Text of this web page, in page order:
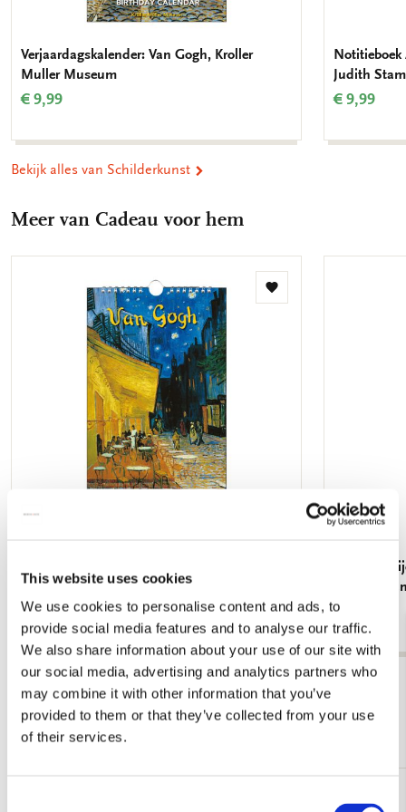
This website uses cookies
We use cookies to personalise content and ads, to
provide social media features and to analyse our traffic.
We also share information about your use of our site with
our social media, advertising and analytics partners who
may combine it with other information that you’ve
provided to them or that they’ve collected from your use
of their services.
Verjaardagskalender: Van Gogh, Kroller
Muller Museum
€ 9,99
Judith Stam
€ 9,99
Bekijk alles van Schilderkunst
Meer van Cadeau voor hem
Toevoegen
Muller Museum
€ 9,99
Poster:
Harmen
€ 9,99
Bekijk alles van Cadeau voor hem
Meer van Cadeau voor haar
Toevoegen